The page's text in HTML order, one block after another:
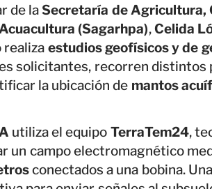
de laSecretaría de Agricultura,
(Sagarhpa),Celida
realiza estudios geofísicos y de
solicitantes, recorren distintos
la ubicación de mantos
utiliza el equipo TerraTem24,
un campo electromagnético
conectados a una bobina.